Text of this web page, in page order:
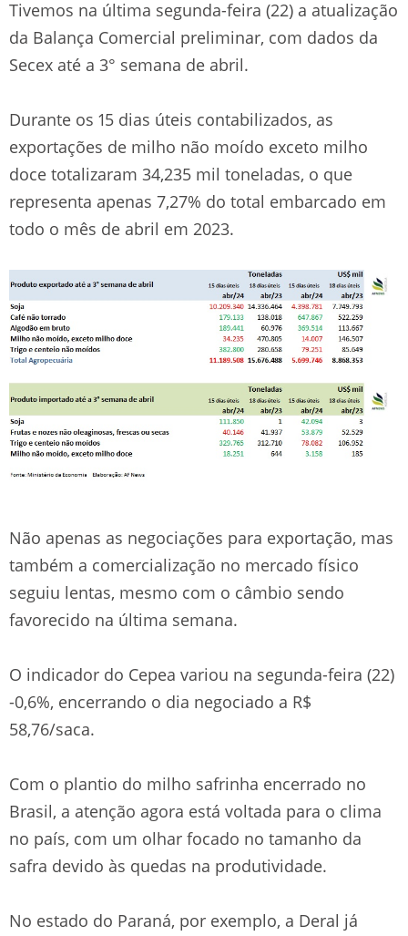
Tivemos na última segunda-feira (22) a atualização
da Balança Comercial preliminar, com dados da
Secex até a 3° semana de abril.
Durante os 15 dias úteis contabilizados, as
exportações de milho não moído exceto milho
doce totalizaram 34,235 mil toneladas, o que
representa apenas 7,27% do total embarcado em
todo o mês de abril em 2023.
Não apenas as negociações para exportação, mas
também a comercialização no mercado físico
seguiu lentas, mesmo com o câmbio sendo
favorecido na última semana.
O indicador do Cepea variou na segunda-feira (22)
-0,6%, encerrando o dia negociado a R$
58,76/saca.
Com o plantio do milho safrinha encerrado no
Brasil, a atenção agora está voltada para o clima
no país, com um olhar focado no tamanho da
safra devido às quedas na produtividade.
No estado do Paraná, por exemplo, a Deral já